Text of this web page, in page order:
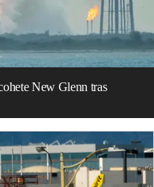
New Glenn tras